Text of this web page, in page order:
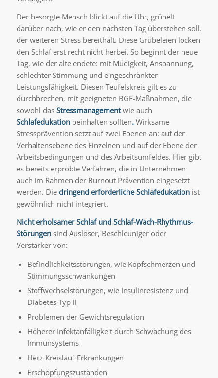
Der besorgte Mensch blickt auf die Uhr, grübelt
darüber nach, wie er den nächsten Tag überstehen soll,
der weiteren Stress bereithält. Diese Grübeleien locken
den Schlaf erst recht nicht herbei. So beginnt der neue
Tag, wie der alte endete: mit Müdigkeit, Anspannung,
schlechter Stimmung und eingeschränkter
Leistungsfähigkeit. Diesen Teufelskreis gilt es zu
durchbrechen, mit geeigneten BGF-Maßnahmen, die
sowohl das Stressmanagementwie auch
Schlafedukation beinhalten sollten. Wirksame
Stressprävention setzt auf zwei Ebenen an: auf der
Verhaltensebene des Einzelnen und auf der Ebene der
Arbeitsbedingungen und des Arbeitsumfeldes. Hier gibt
es bereits erprobte Verfahren, die in Unternehmen
auch im Rahmen der Burnout Prävention eingesetzt
werden. Die dringend erforderliche Schlafedukationist
gewöhnlich nicht integriert.
Nicht erholsamer Schlaf und Schlaf-Wach-Rhythmus-
Störungensind Auslöser, Beschleuniger oder
Verstärker von:
Befindlichkeitsstörungen, wie Kopfschmerzen und
Stimmungsschwankungen
Stoffwechselstörungen, wie Insulinresistenz und
Diabetes Typ II
Problemen der Gewichtsregulation
Höherer Infektanfälligkeit durch Schwächung des
Immunsystems
Herz-Kreislauf-Erkrankungen
Erschöpfungszuständen